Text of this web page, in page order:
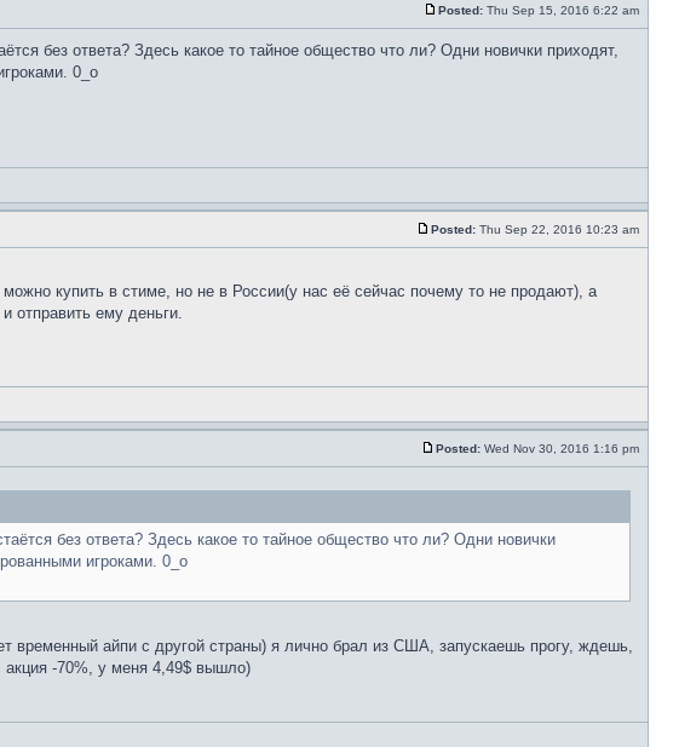
Posted: Thu Sep 15, 2016 6:22 am
без ответа? Здесь какое то тайное общество что ли? Одни новички приходят,
0_о
Posted: Thu Sep 22, 2016 10:23 am
купить в стиме, но не в России(у нас её сейчас почему то не продают), а
отправить ему деньги.
Posted: Wed Nov 30, 2016 1:16 pm
без ответа? Здесь какое то тайное общество что ли? Одни новички
игроками. 0_о
временный айпи с другой страны) я лично брал из США, запускаешь прогу, ждешь,
акция -70%, у меня 4,49$ вышло)